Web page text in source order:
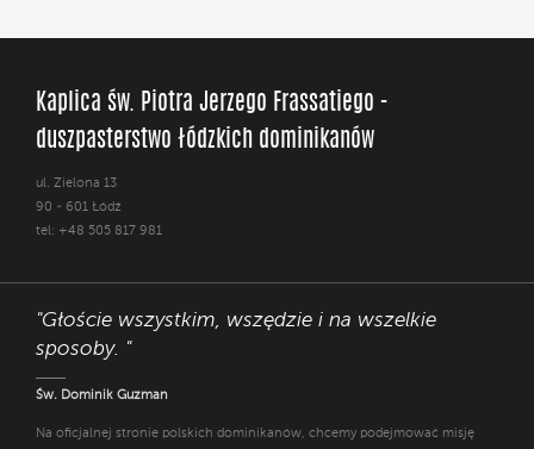
Kaplica św. Piotra Jerzego Frassatiego -
duszpasterstwo łódzkich dominikanów
ul. Zielona 13
90 - 601 Łódź
tel: +48 505 817 981
"Głoście wszystkim, wszędzie i na wszelkie
sposoby. "
Św. Dominik Guzman
Na oficjalnej stronie polskich dominikanów, chcemy podejmować misję